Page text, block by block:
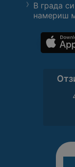
В града
намериш